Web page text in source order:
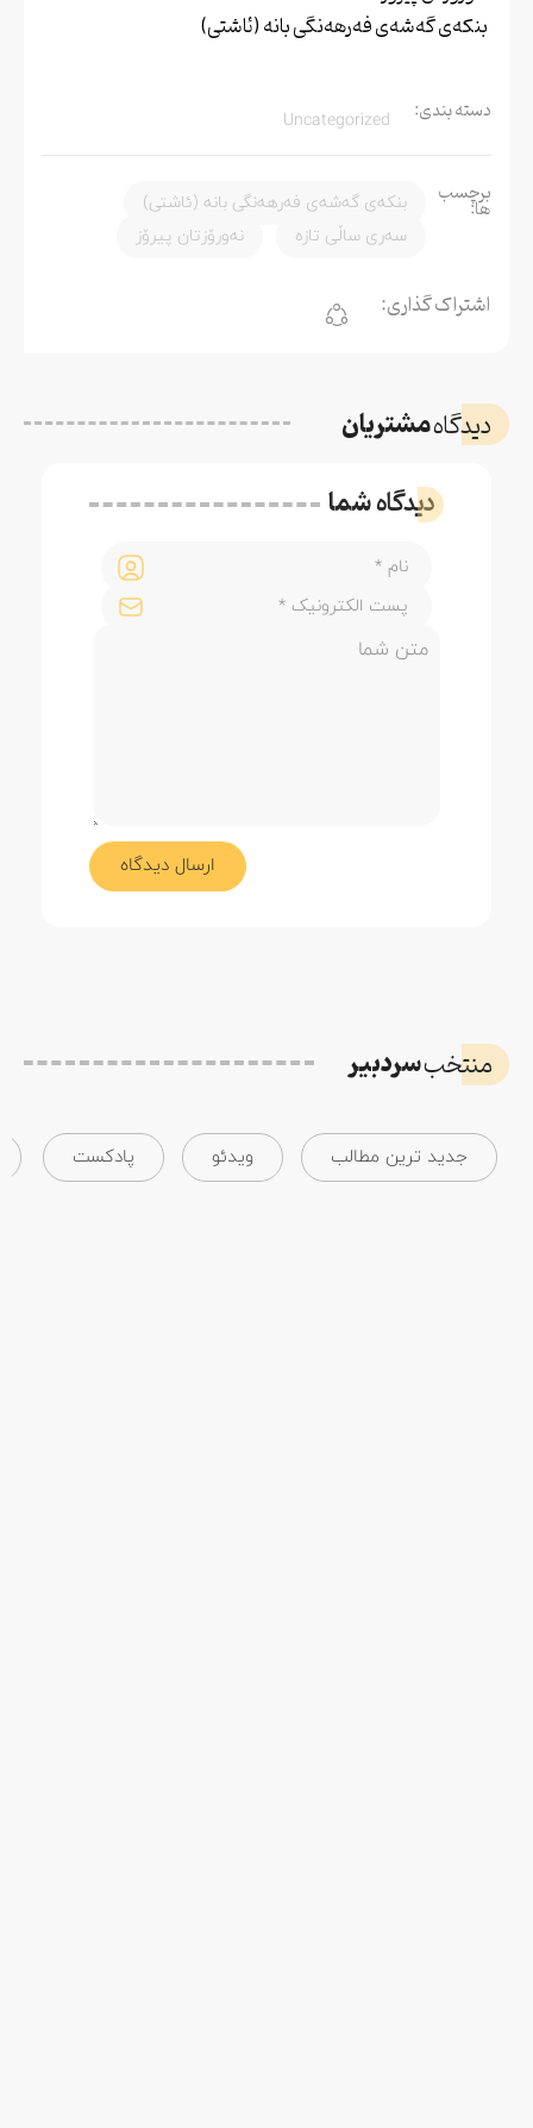
بنکەی گەشەی فەرهەنگی بانە (ئاشتی)
دسته بندی: Uncategorized
برچسب
ها:
بنکەی گەشەی فەرهەنگی بانە (ئاشتی)
سەری ساڵی تازە
نەورۆزتان پیرۆز
اشتراک گذاری:
دیدگاهمشتریان
دیدگاهشما
منتخبسردبیر
جدید ترین مطالب ویدئو پادکست